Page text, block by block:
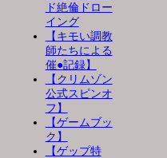
ド絶倫ドロー
イング
【キモい調教
師たちによる
催●記録】
【クリムゾン
公式スピンオ
フ】
【ゲームブッ
ク】
【ゲップ特